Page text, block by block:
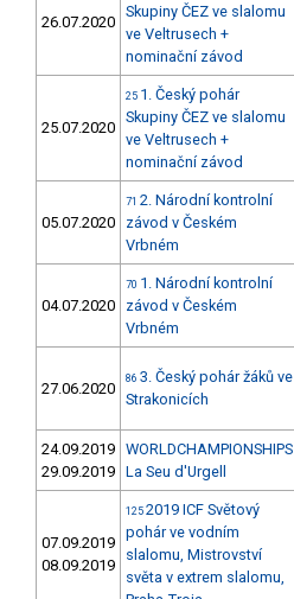
26.07.2020
Skupiny ČEZ ve slalomu
ve Veltrusech +
nominační závod
25.07.2020
25 1. Český pohár
Skupiny ČEZ ve slalomu
ve Veltrusech +
nominační závod
05.07.2020
71 2. Národní kontrolní
závod v Českém
Vrbném
04.07.2020
70 1. Národní kontrolní
závod v Českém
Vrbném
27.06.2020
86 3. Český pohár žáků ve
Strakonicích
24.09.2019
29.09.2019
WORLDCHAMPIONSHIPS
La Seu d'Urgell
07.09.2019
08.09.2019
125 2019 ICF Světový
pohár ve vodním
slalomu, Mistrovství
světa v extrem slalomu,